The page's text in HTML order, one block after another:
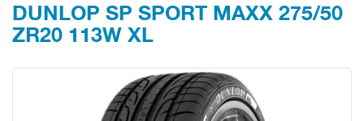
DUNLOP SP SPORT MAXX 275/50
ZR20 113W XL